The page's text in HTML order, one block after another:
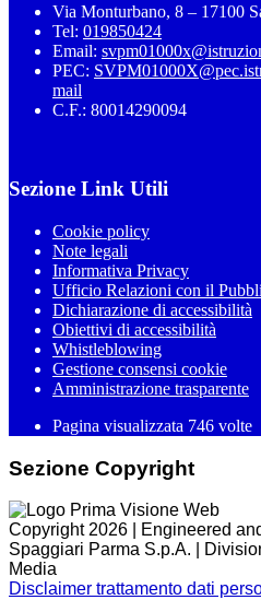
Via Monturbano, 8 – 17100
Tel: 019850424
Email:
PEC:
mail
C.F.: 80014290094
Sezione Link Utili
Cookie policy
Note legali
Informativa Privacy
Ufficio Relazioni con il
Dichiarazione di accessibilità
Obiettivi di accessibilità
Whistleblowing
Gestione consensi cookie
Amministrazione trasparente
Pagina visualizzata 746 volte
Sezione Copyright
Copyright 2026 | Engineered
Spaggiari Parma S.p.A. |
Media
Disclaimer trattamento dati